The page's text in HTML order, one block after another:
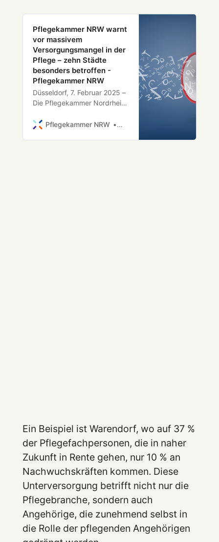
Pflegekammer NRW warnt
vor massivem
Versorgungsmangel in der
Pflege – zehn Städte
besonders betroffen -
Pflegekammer NRW
Düsseldorf, 7. Februar 2025 –
Die Pflegekammer Nordrhein-
mehreren Städten des
Pflegekammer NRW Georg
Ein Beispiel ist Warendorf, wo auf 37 %
der Pflegefachpersonen, die in naher
Zukunft in Rente gehen, nur 10 % an
Nachwuchskräften kommen. Diese
Unterversorgung betrifft nicht nur die
Pflegebranche, sondern auch
Angehörige, die zunehmend selbst in
die Rolle der pflegenden Angehörigen